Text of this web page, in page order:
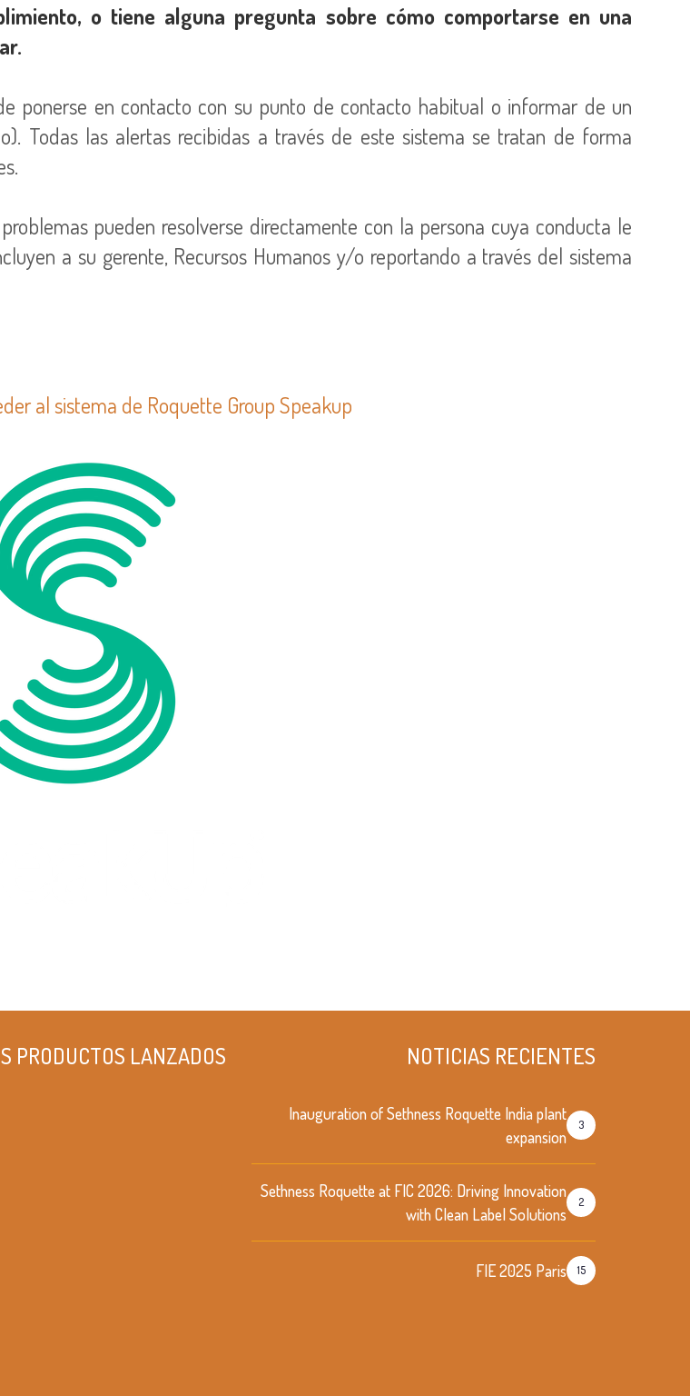
o tiene alguna pregunta sobre cómo comportarse en una
ponerse en contacto con su punto de contacto habitual o informar de un
Todas las alertas recibidas a través de este sistema se tratan de forma
pueden resolverse directamente con la persona cuya conducta le
a su gerente, Recursos Humanos y/o reportando a través del sistema
al sistema de Roquette Group Speakup
PRODUCTOS LANZADOS NOTICIAS RECIENTES
Inauguration of Sethness Roquette India plant
expansion
3
Sethness Roquette at FIC 2026: Driving Innovation
with Clean Label Solutions
2
FIE 2025 Paris 15